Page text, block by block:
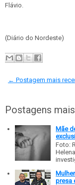
Flávio.
(Diário do Nordeste)
← Postagem mais
Postagens
Mãe
Foto:
presa